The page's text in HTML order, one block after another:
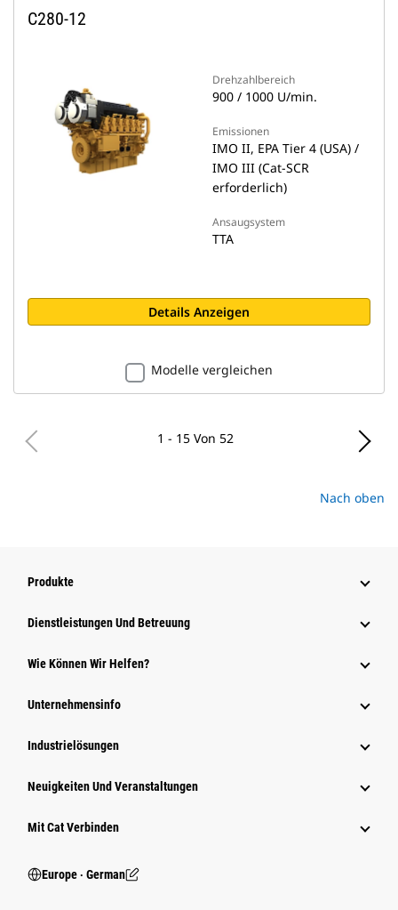
C280-12
Drehzahlbereich
900 / 1000 U/min.
Emissionen
IMO II, EPA Tier 4 (USA) /
IMO III (Cat-SCR
erforderlich)
Ansaugsystem
TTA
Details Anzeigen
Modelle vergleichen
1 - 15 Von 52
Nach oben
Produkte
Dienstleistungen Und Betreuung
Wie Können Wir Helfen?
Unternehmensinfo
Industrielösungen
Neuigkeiten Und Veranstaltungen
Mit Cat Verbinden
Europe ‧ German